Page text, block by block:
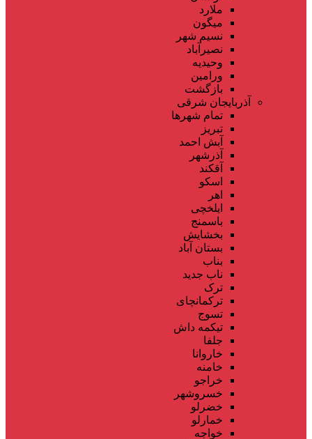
ملارد
میگون
نسیم شهر
نصیرآباد
وحیدیه
ورامین
بازگشت
آذربایجان شرقی
تمام شهر‌ها
تبریز
آبش احمد
آذرشهر
آقکند
اسکو
اهر
ایلخچی
باسمنج
بخشایش
بستان آباد
بناب
ناب جدید
ترک
ترکمانچای
تسوج
تیکمه داش
جلفا
خاروانا
خامنه
خراجو
خسروشهر
خضرلو
خمارلو
خواجه